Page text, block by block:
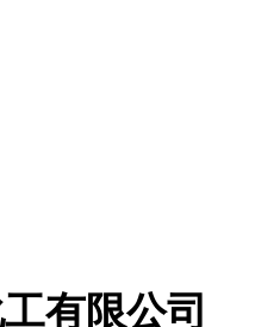
有限公司